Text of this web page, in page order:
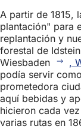
A partir de 1815,
plantación" para
replantación y
forestal de
Wiesbaden
,
podía servir
prometedora
aquí bebidas y
hicieron cada
varias rutas en